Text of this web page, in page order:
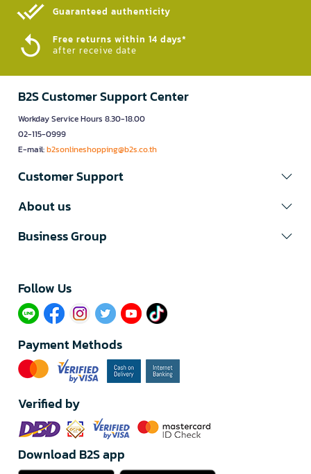
Guaranteed authenticity​
Free returns within 14 days*
after receive date
B2S Customer Support Center
Workday Service Hours 8.30-18.00
02-115-0999
E-mail:b2sonlineshopping@b2s.co.th
Customer Support
About us
Business Group
Follow Us​
Payment Methods
Verified by
Download B2S app